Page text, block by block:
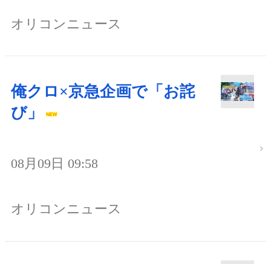
オリコンニュース
俺クロ×京急企画で「お詫
び」
08月09日 09:58
オリコンニュース